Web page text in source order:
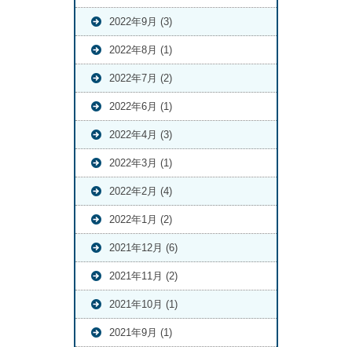
2022年9月 (3)
2022年8月 (1)
2022年7月 (2)
2022年6月 (1)
2022年4月 (3)
2022年3月 (1)
2022年2月 (4)
2022年1月 (2)
2021年12月 (6)
2021年11月 (2)
2021年10月 (1)
2021年9月 (1)